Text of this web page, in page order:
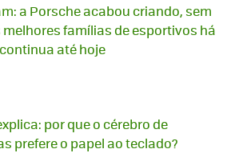
a Porsche acabou criando, sem
famílias de esportivos há
até hoje
por que o cérebro de
prefere o papel ao teclado?